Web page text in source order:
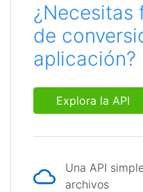
¿Necesitas
de
aplicación?
Explora la API
Una API
archivos